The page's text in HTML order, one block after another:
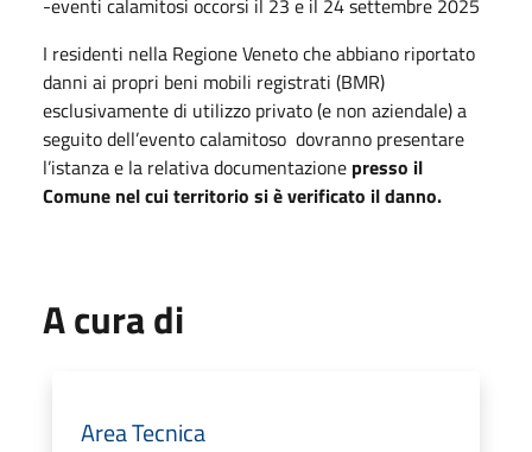
I residenti nella Regione Veneto che abbiano riportato
danni ai propri beni mobili registrati (BMR)
esclusivamente di utilizzo privato (e non aziendale) a
seguito dell’evento calamitoso dovranno presentare
l’istanza e la relativa documentazione presso il
Comune nel cui territorio si è verificato il danno.
A cura di
Area Tecnica